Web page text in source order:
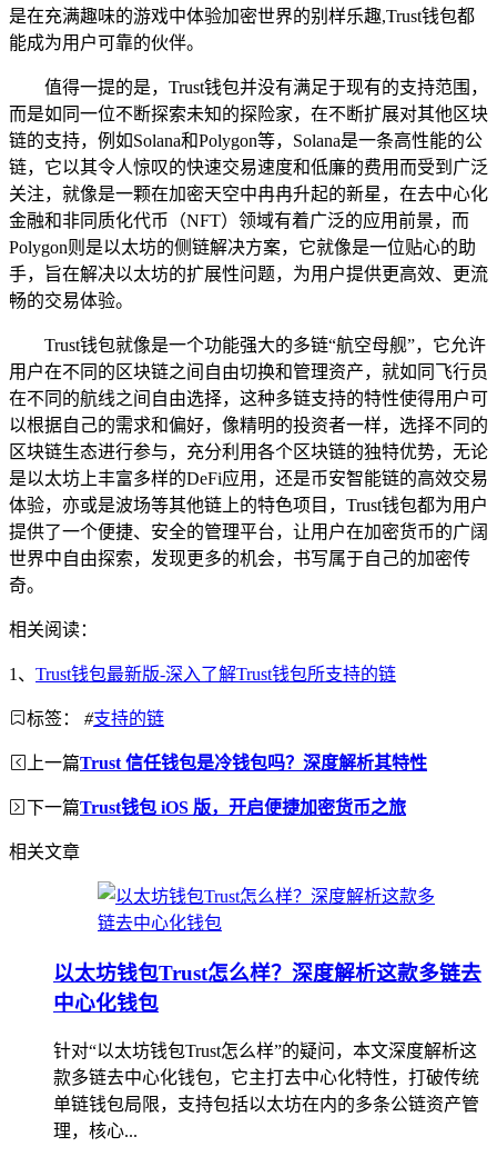
是在充满趣味的游戏中体验加密世界的别样乐趣,Trust钱包都
能成为用户可靠的伙伴。
值得一提的是，Trust钱包并没有满足于现有的支持范围，
而是如同一位不断探索未知的探险家，在不断扩展对其他区块
链的支持，例如Solana和Polygon等，Solana是一条高性能的公
链，它以其令人惊叹的快速交易速度和低廉的费用而受到广泛
关注，就像是一颗在加密天空中冉冉升起的新星，在去中心化
金融和非同质化代币（NFT）领域有着广泛的应用前景，而
Polygon则是以太坊的侧链解决方案，它就像是一位贴心的助
手，旨在解决以太坊的扩展性问题，为用户提供更高效、更流
畅的交易体验。
Trust钱包就像是一个功能强大的多链“航空母舰”，它允许
用户在不同的区块链之间自由切换和管理资产，就如同飞行员
在不同的航线之间自由选择，这种多链支持的特性使得用户可
以根据自己的需求和偏好，像精明的投资者一样，选择不同的
区块链生态进行参与，充分利用各个区块链的独特优势，无论
是以太坊上丰富多样的DeFi应用，还是币安智能链的高效交易
体验，亦或是波场等其他链上的特色项目，Trust钱包都为用户
提供了一个便捷、安全的管理平台，让用户在加密货币的广阔
世界中自由探索，发现更多的机会，书写属于自己的加密传
奇。
相关阅读：
1、 Trust钱包最新版-深入了解Trust钱包所支持的链
标签： #支持的链
上一篇Trust 信任钱包是冷钱包吗？深度解析其特性
下一篇Trust钱包 iOS 版，开启便捷加密货币之旅
相关文章
以太坊钱包Trust怎么样？深度解析这款多链去
中心化钱包
针对“以太坊钱包Trust怎么样”的疑问，本文深度解析这
款多链去中心化钱包，它主打去中心化特性，打破传统
单链钱包局限，支持包括以太坊在内的多条公链资产管
理，核心...